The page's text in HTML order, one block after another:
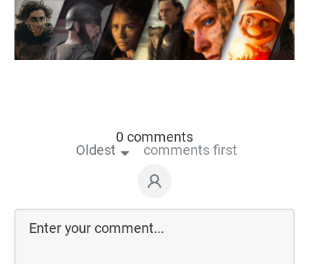
0 comments
Oldest comments first